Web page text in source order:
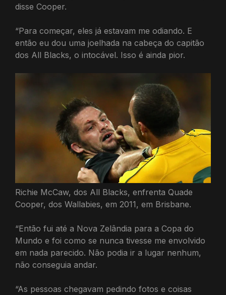
disse Cooper.
“Para começar, eles já estavam me odiando. E
então eu dou uma joelhada na cabeça do capitão
dos All Blacks, o intocável. Isso é ainda pior.
Richie McCaw, dos All Blacks, enfrenta Quade
Cooper, dos Wallabies, em 2011, em Brisbane.
“Então fui até a Nova Zelândia para a Copa do
Mundo e foi como se nunca tivesse me envolvido
em nada parecido. Não podia ir a lugar nenhum,
não conseguia andar.
“As pessoas chegavam pedindo fotos e coisas